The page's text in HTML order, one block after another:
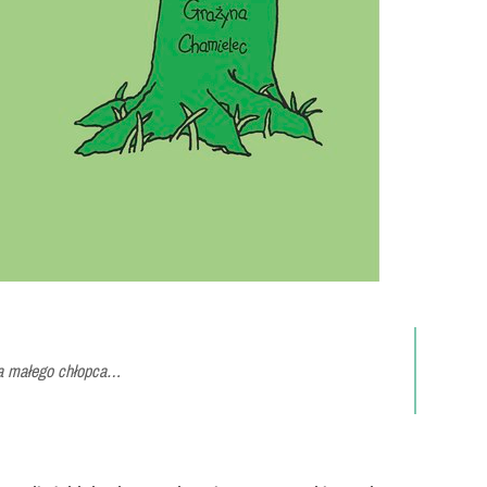
małego chłopca…